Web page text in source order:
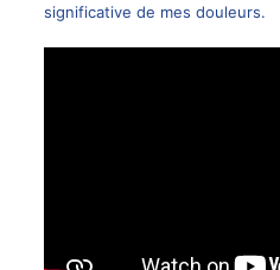
significative de mes douleurs.